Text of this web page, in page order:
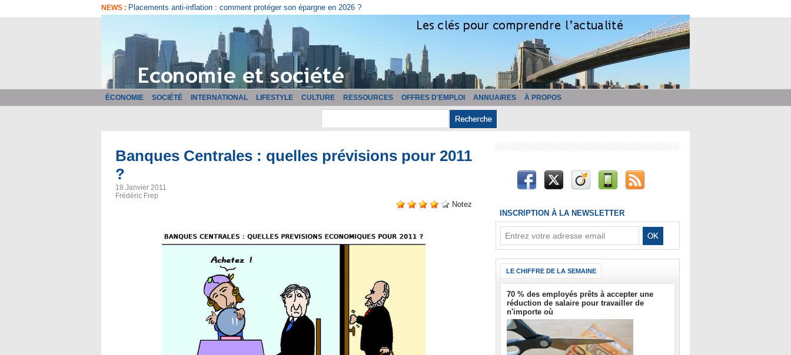
NEWS : Comment bien choisir son logiciel de facturation ?
ÉCONOMIE SOCIÉTÉ INTERNATIONAL LIFESTYLE CULTURE RESSOURCES OFFRES D'EMPLOI ANNUAIRES À PROPOS
Banques Centrales : quelles prévisions pour 2011
?
18 Janvier 2011
Frédéric Frep
Notez
INSCRIPTION À LA NEWSLETTER
LE CHIFFRE DE LA SEMAINE
70 % des employés prêts à accepter une
réduction de salaire pour travailler de
n'importe où